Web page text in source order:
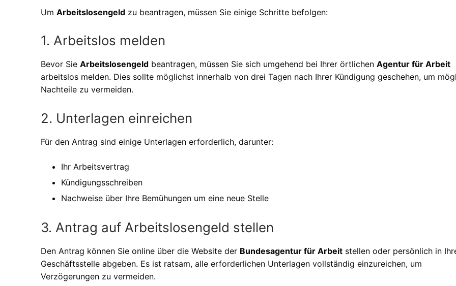
Um Arbeitslosengeld zu beantragen, müssen Sie einige Schritte befolgen:
1. Arbeitslos melden
Bevor Sie Arbeitslosengeld beantragen, müssen Sie sich umgehend bei Ihrer örtlichen Agentur für Arbeit
arbeitslos melden. Dies sollte möglichst innerhalb von drei Tagen nach Ihrer Kündigung geschehen, um
Nachteile zu vermeiden.
2. Unterlagen einreichen
Für den Antrag sind einige Unterlagen erforderlich, darunter:
Ihr Arbeitsvertrag
Kündigungsschreiben
Nachweise über Ihre Bemühungen um eine neue Stelle
3. Antrag auf Arbeitslosengeld stellen
Den Antrag können Sie online über die Website der Bundesagentur für Arbeit stellen oder persönlich in
Geschäftsstelle abgeben. Es ist ratsam, alle erforderlichen Unterlagen vollständig einzureichen, um
Verzögerungen zu vermeiden.